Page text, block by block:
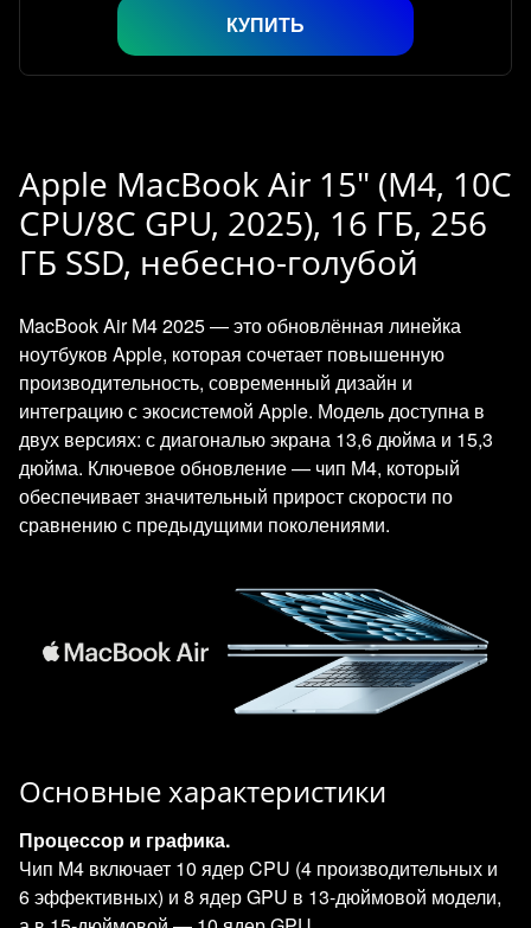
КУПИТЬ
Apple MacBook Air 15" (M4, 10C
CPU/8C GPU, 2025), 16 ГБ, 256
ГБ SSD, небесно-голубой
MacBook Air M4 2025 — это обновлённая линейка
ноутбуков Apple, которая сочетает повышенную
производительность, современный дизайн и
интеграцию с экосистемой Apple. Модель доступна в
двух версиях: с диагональю экрана 13,6 дюйма и 15,3
дюйма. Ключевое обновление — чип M4, который
обеспечивает значительный прирост скорости по
сравнению с предыдущими поколениями.
Основные характеристики
Процессор и графика.
Чип M4 включает 10 ядер CPU (4 производительных и
6 эффективных) и 8 ядер GPU в 13‑дюймовой модели,